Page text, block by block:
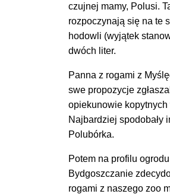
czujnej mamy, Polusi.
rozpoczynają się na te
hodowli (wyjątek
dwóch liter.
Panna z rogami z
swe propozycje
opiekunowie kopytnych
Najbardziej spodobały
Polubórka.
Potem na profilu
Bydgoszczanie
rogami z naszego zoo